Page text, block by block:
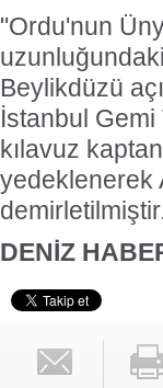
"Ordu'nun
Beylikdüzü
İstanbul
kılavuz
yedeklenerek
DENİZ